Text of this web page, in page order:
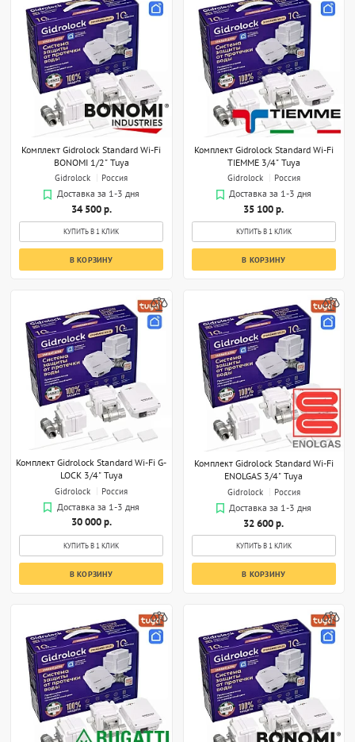
Комплект Gidrolock Standard Wi-Fi
BONOMI 1/2" Tuya
Gidrolock
Россия
Доставка за 1-3 дня
34 500 р.
КУПИТЬ В 1 КЛИК
В КОРЗИНУ
Комплект Gidrolock Standard Wi-Fi
TIEMME 3/4" Tuya
Gidrolock
Россия
Доставка за 1-3 дня
35 100 р.
КУПИТЬ В 1 КЛИК
В КОРЗИНУ
Комплект Gidrolock Standard Wi-Fi G-
LOCK 3/4" Tuya
Gidrolock
Россия
Доставка за 1-3 дня
30 000 р.
КУПИТЬ В 1 КЛИК
В КОРЗИНУ
Комплект Gidrolock Standard Wi-Fi
ENOLGAS 3/4" Tuya
Gidrolock
Россия
Доставка за 1-3 дня
32 600 р.
КУПИТЬ В 1 КЛИК
В КОРЗИНУ